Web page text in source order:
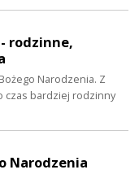
rodzinne,
Narodzenia. Z
czas bardziej rodzinny
Narodzenia